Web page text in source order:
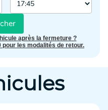
après la fermeture ?
pour les modalités de retour.